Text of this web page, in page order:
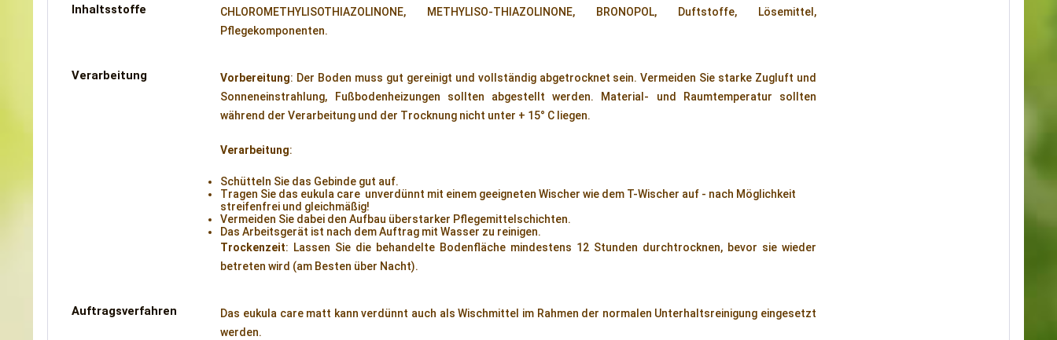
Inhaltsstoffe
CHLOROMETHYLISOTHIAZOLINONE, METHYLISO-THIAZOLINONE, BRONOPOL, Duftstoffe, Lösemittel,
Pflegekomponenten.
Verarbeitung Vorbereitung: Der Boden muss gut gereinigt und vollständig abgetrocknet sein. Vermeiden Sie starke Zugluft und
Sonneneinstrahlung, Fußbodenheizungen sollten abgestellt werden. Material- und Raumtemperatur sollten
während der Verarbeitung und der Trocknung nicht unter + 15° C liegen.
Verarbeitung:
Schütteln Sie das Gebinde gut auf.
Tragen Sie das eukula care unverdünnt mit einem geeigneten Wischer wie dem T-Wischer auf - nach Möglichkeit
streifenfrei und gleichmäßig!
Vermeiden Sie dabei den Aufbau überstarker Pflegemittelschichten.
Das Arbeitsgerät ist nach dem Auftrag mit Wasser zu reinigen.
Trockenzeit: Lassen Sie die behandelte Bodenfläche mindestens 12 Stunden durchtrocknen, bevor sie wieder
betreten wird (am Besten über Nacht).
Auftragsverfahren
Das eukula care matt kann verdünnt auch als Wischmittel im Rahmen der normalen Unterhaltsreinigung eingesetzt
werden.